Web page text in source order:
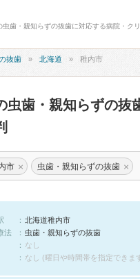
歯・親知らずの抜歯に対応する病院・ク
抜歯 北海道 稚内市
虫歯・親知らずの抜
市 × 虫歯・親知らずの抜歯 ×
北海道稚内市
法
虫歯・親知らずの抜歯
なし
なし (曜日や時間帯を指定できま